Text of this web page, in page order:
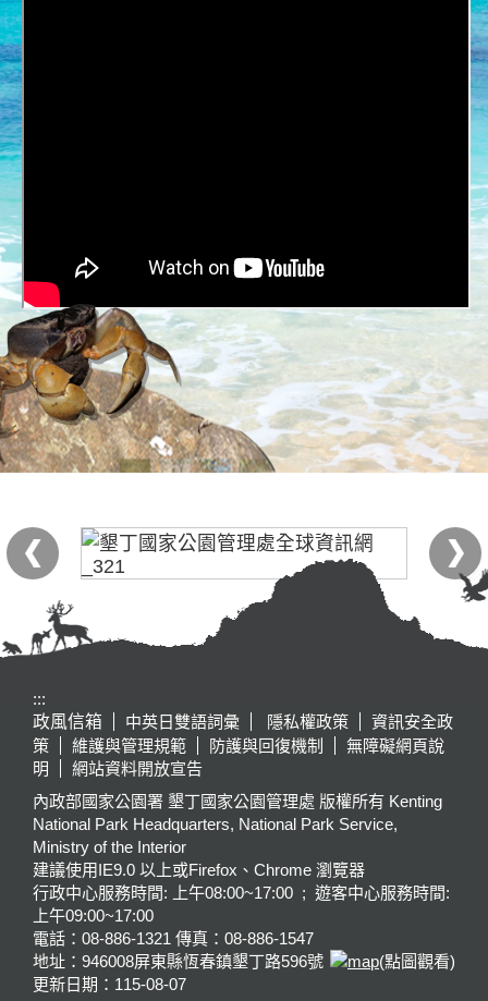
:::
政風信箱
中英日雙語詞彙 隱私權政策
資訊安全政
策
維護與管理規範 防護與回復機制
無障礙網頁說
明
網站資料開放宣告
內政部國家公園署 墾丁國家公園管理處 版權所有 Kenting
National Park Headquarters, National Park Service,
Ministry of the Interior
建議使用IE9.0 以上或Firefox、Chrome 瀏覽器
行政中心服務時間: 上午08:00~17:00 ; 遊客中心服務時間:
上午09:00~17:00
電話：08-886-1321 傳真：08-886-1547
地址：946008屏東縣恆春鎮墾丁路596號
(點圖觀看)
更新日期： 115-08-07